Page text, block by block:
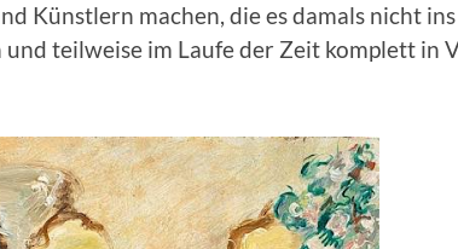
Künstlern machen, die es damals nicht
teilweise im Laufe der Zeit komplett in